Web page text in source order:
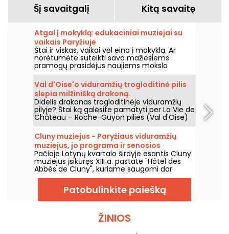
Šį savaitgalį Kitą savaitę
Atgal į mokyklą: edukaciniai muziejai su
vaikais Paryžiuje
Štai ir viskas, vaikai vėl eina į mokyklą. Ar
norėtumėte suteikti savo mažiesiems
pramogų prasidėjus naujiems mokslo
metams? Jei taip, siūlome jums edukacinių
muziejų Paryžiuje pasirinkimą, kad net ir su
vaikais galėtumėte smagiai išmokti daugybę
dalykų!
Val d'Oise'o viduramžių trogloditinė pilis
slepia milžinišką drakoną.
Didelis drakonas trogloditinėje viduramžių
pilyje? Štai ką galėsite pamatyti per La Vie de
Château – Roche-Guyon pilies (Val d'Oise)
šiuolaikinio meno parodą, kuri vyks nuo 2026
m. birželio 20 d. iki lapkričio 1 d.
Cluny muziejus - Paryžiaus viduramžių
muziejus, jo programa ir senosios
vertybės
Pačioje Lotynų kvartalo širdyje esantis Cluny
muziejus įsikūręs XIII a. pastate "Hôtel des
Abbés de Cluny", kuriame saugomi dar
senesni meno kūriniai! Apsilankykite šiame
Paryžiaus viduramžiams skirtame muziejuje.
Patobulinkite paiešką
ŽINIOS